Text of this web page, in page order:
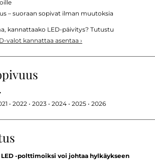
– suoraan sopivat ilman muutoksia
kannattaako LED-päivitys? Tutustu
valot kannattaa asentaa ›
• 2022 • 2023 • 2024 • 2025 • 2026
-polttimoiksi voi johtaa hylkäykseen